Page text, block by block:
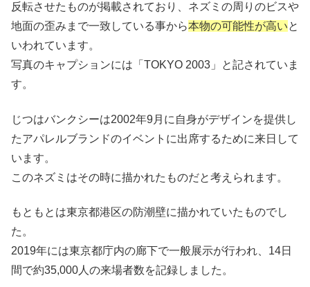
反転させたものが掲載されており、ネズミの周りのビスや
地面の歪みまで一致している事から本物の可能性が高いと
いわれています。
写真のキャプションには「TOKYO 2003」と記されていま
す。
じつはバンクシーは2002年9月に自身がデザインを提供し
たアパレルブランドのイベントに出席するために来日して
います。
このネズミはその時に描かれたものだと考えられます。
もともとは東京都港区の防潮壁に描かれていたものでし
た。
2019年には東京都庁内の廊下で一般展示が行われ、14日
間で約35,000人の来場者数を記録しました。